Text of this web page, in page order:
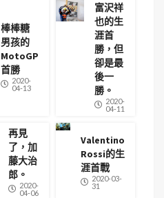
棒棒糖
男孩的
MotoGP
首勝
2020-
04-13
富沢祥
也的生
涯首
勝，但
卻是最
後一
勝。
2020-
04-11
再見
了，加
藤大治
郎。
2020-
04-06
Valentino
Rossi的生
涯首戰
2020-03-
31